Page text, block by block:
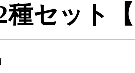
種セット【